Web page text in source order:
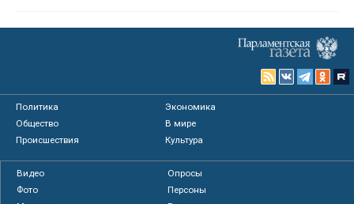
Политика
Экономика
Общество
В мире
Происшествия
Культура
Видео
Опросы
Фото
Персоны